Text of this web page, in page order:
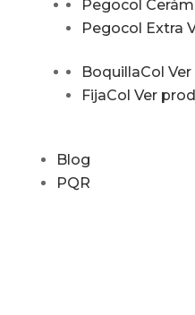
Pegocol
Pegocol Extra
BoquillaCol
FijaCol Ver
Blog
PQR